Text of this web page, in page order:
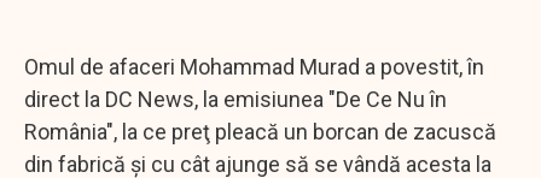
Omul de afaceri Mohammad Murad a povestit, în
direct la DC News, la emisiunea "De Ce Nu în
România", la ce preţ pleacă un borcan de zacuscă
din fabrică şi cu cât ajunge să se vândă acesta la